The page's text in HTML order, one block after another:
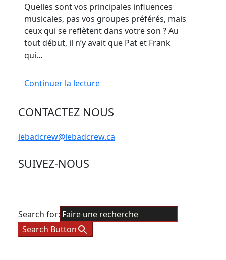
Quelles sont vos principales influences
musicales, pas vos groupes préférés, mais
ceux qui se reflètent dans votre son ? Au
tout début, il n’y avait que Pat et Frank
qui…
Continuer la lecture
CONTACTEZ NOUS
lebadcrew@lebadcrew.ca
SUIVEZ-NOUS
Search for:
Search Button